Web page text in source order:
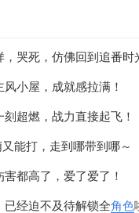
哭死，仿佛回到追番时
小屋，成就感拉满！
超燃，战力直接起飞！
能打，走到哪带到哪～
都高了，爱了爱了！
已经迫不及待解锁全角色